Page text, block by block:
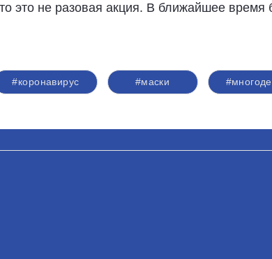
это не разовая акция. В ближайшее время
#коронавирус #маски